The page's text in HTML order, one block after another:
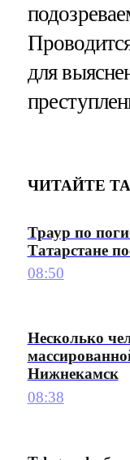
для
ЧИТАЙТЕ
Траур по
Татарстане
08:50
Несколько
Нижнекамск
08:38